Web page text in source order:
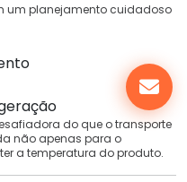
um planejamento cuidadoso
do que o transporte
não apenas para o
a temperatura do produto.